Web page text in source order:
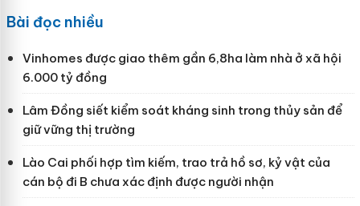
Bài đọc nhiều
Vinhomes được giao thêm gần 6,8ha làm nhà ở xã hội
6.000 tỷ đồng
Lâm Đồng siết kiểm soát kháng sinh trong thủy sản để
giữ vững thị trường
Lào Cai phối hợp tìm kiếm, trao trả hồ sơ, kỷ vật của
cán bộ đi B chưa xác định được người nhận